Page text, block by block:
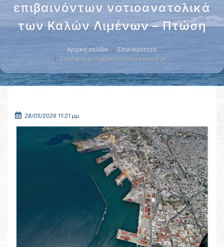
επιβαινόντων νοτιοανατολικά
των Καλών Λιμένων – Πτώση
Αρχική σελίδα
Επικαιρότητα
Συνέχεια ενημέρωσης αναφορικά με …
28/05/2026 11:21 μμ.